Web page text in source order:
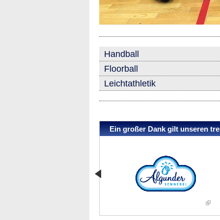
Handball
Floorball
Leichtathletik
Ein großer Dank gilt unseren